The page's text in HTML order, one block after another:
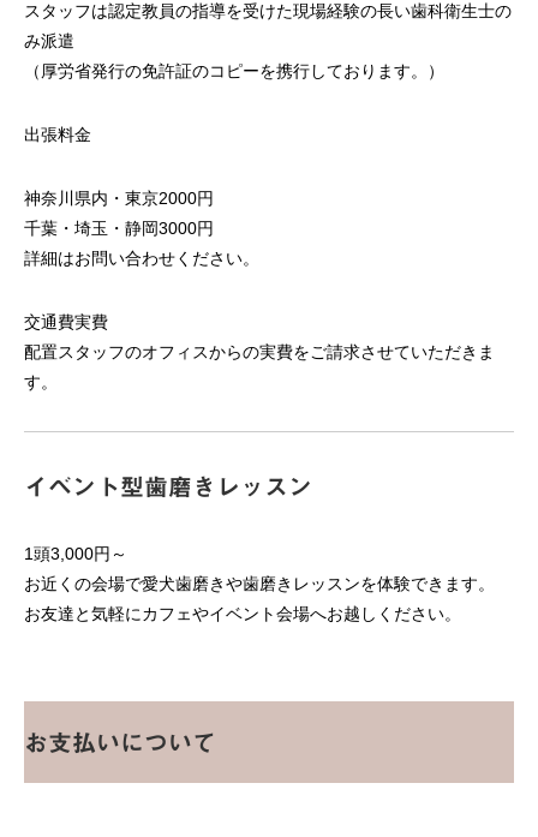
スタッフは認定教員の指導を受けた現場経験の長い歯科衛生士の
み派遣
（厚労省発行の免許証のコピーを携行しております。）
出張料金
神奈川県内・東京2000円
千葉・埼玉・静岡3000円
詳細はお問い合わせください。
交通費実費
配置スタッフのオフィスからの実費をご請求させていただきま
す。
イベント型歯磨きレッスン
1頭3,000円～
お近くの会場で愛犬歯磨きや歯磨きレッスンを体験できます。
お友達と気軽にカフェやイベント会場へお越しください。
お支払いについて